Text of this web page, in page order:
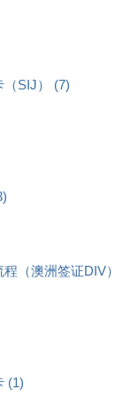
SIJ）
(7)
（澳洲签证DIV）
(1)